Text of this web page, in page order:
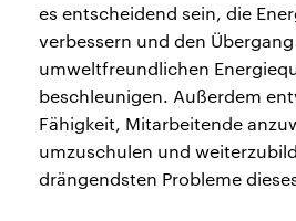
es entscheidend sein, die
verbessern und den
umweltfreundlichen
beschleunigen. Außerdem
Fähigkeit, Mitarbeitende
umzuschulen und
drängendsten Probleme